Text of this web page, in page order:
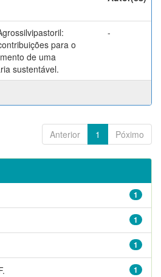
para o
de uma
sustentável.
-
Anterior 1 Póximo
1
1
1
1